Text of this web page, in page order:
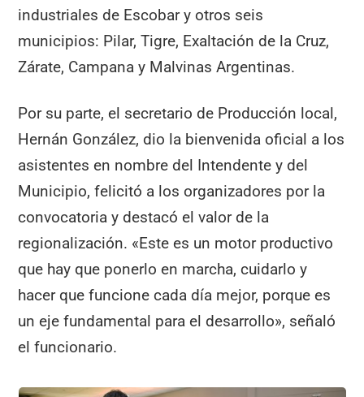
industriales de Escobar y otros seis
municipios: Pilar, Tigre, Exaltación de la Cruz,
Zárate, Campana y Malvinas Argentinas.
Por su parte, el secretario de Producción local,
Hernán González, dio la bienvenida oficial a los
asistentes en nombre del Intendente y del
Municipio, felicitó a los organizadores por la
convocatoria y destacó el valor de la
regionalización. «Este es un motor productivo
que hay que ponerlo en marcha, cuidarlo y
hacer que funcione cada día mejor, porque es
un eje fundamental para el desarrollo», señaló
el funcionario.